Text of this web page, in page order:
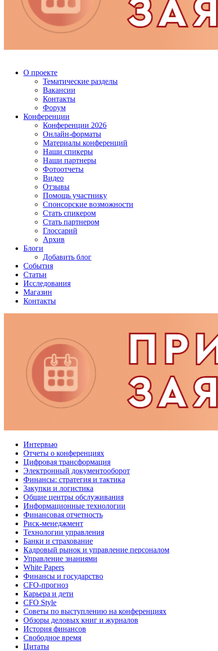
О проекте
Тематические разделы
Вакансии
Контакты
Форум
Конференции
Конференции 2026
Онлайн-форматы
Материалы конференций
Наши спикеры
Наши партнеры
Фотоотчеты
Видео
Отзывы
Помощь участнику
Спонсорские возможности
Стать спикером
Стать партнером
Глоссарий
Архив
Блоги
Добавить блог
События
Статьи
Исследования
Магазин
Контакты
Интервью
Отчеты о конференциях
Цифровая трансформация
Электронный документооборот
Финансы: стратегия и тактика
Закупки и логистика
Общие центры обслуживания
Информационные технологии
Финансовая отчетность
Риск-менеджмент
Технологии управления
Банки и страхование
Кадровый рынок и управление персоналом
Управление знаниями
White Papers
Финансы и государство
CFO-прогноз
Карьера и дети
CFO Style
Советы по выступлению на конференциях
Обзоры деловых книг и журналов
История финансов
Свободное время
Цитаты